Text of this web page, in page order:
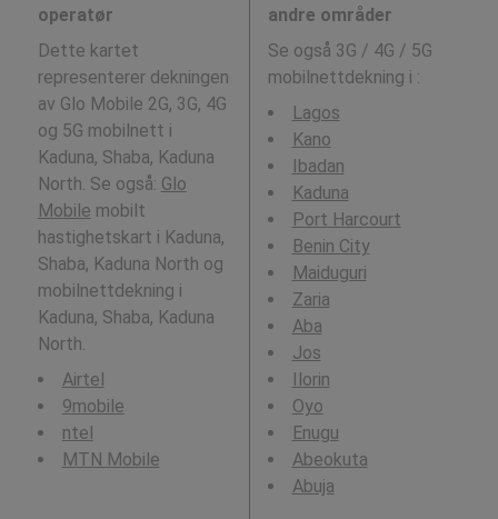
operatør
Dette kartet
representerer dekningen
av Glo Mobile 2G, 3G, 4G
og 5G mobilnett i
Kaduna, Shaba, Kaduna
North. Se også: Glo
Mobile mobilt
hastighetskart i Kaduna,
Shaba, Kaduna North og
mobilnettdekning i
Kaduna, Shaba, Kaduna
North.
Airtel
9mobile
ntel
MTN Mobile
andre områder
Se også 3G / 4G / 5G
mobilnettdekning i :
Lagos
Kano
Ibadan
Kaduna
Port Harcourt
Benin City
Maiduguri
Zaria
Aba
Jos
Ilorin
Oyo
Enugu
Abeokuta
Abuja